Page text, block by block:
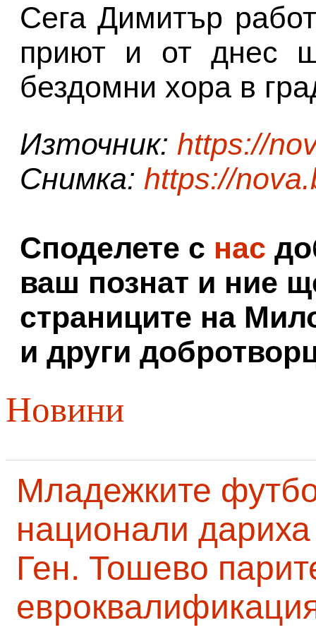
Сега Димитър
приют и от днес
бездомни хора в
Източник: https://
Снимка: https://
Споделете с нас
ваш познат и ние
страниците на
и други
Новини
Младежките
национали
Ген. Тошево